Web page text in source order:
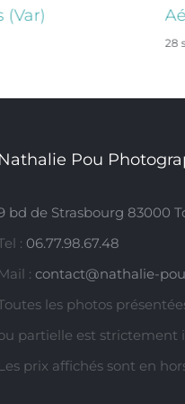
(Var)
28
Nathalie Pou
bd de Strasbourg 83000
: 06.77.98.67.48
Mail : contact@nathalie-
les photos
partielle est strictement
Les prix affichés sont en